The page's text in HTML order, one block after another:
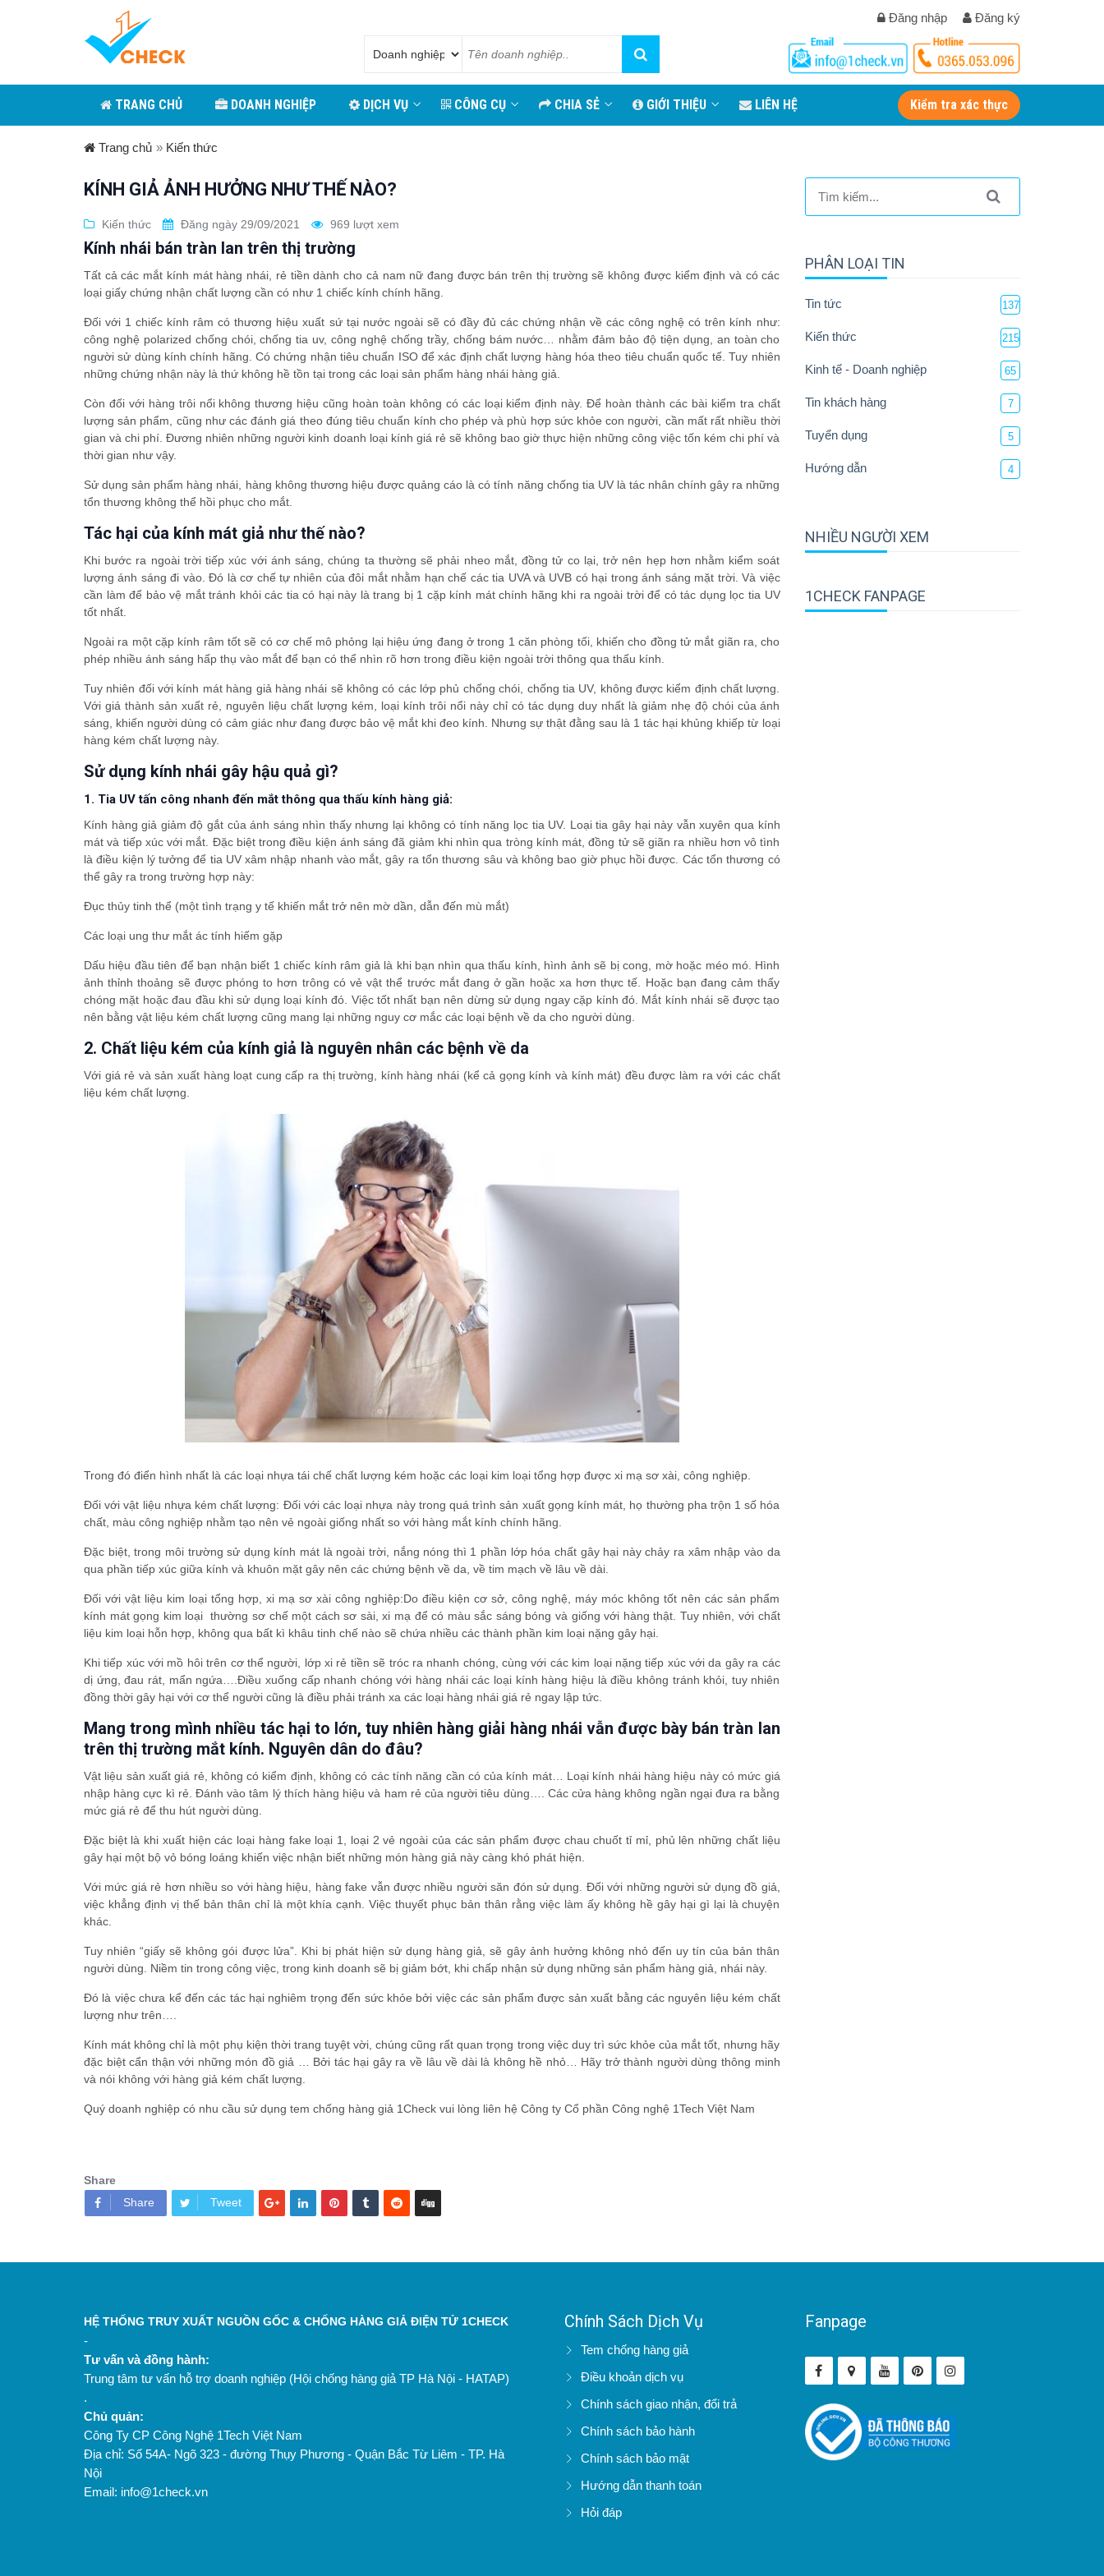
Đăng nhập Đăng ký
TRANG CHỦ DOANH NGHIỆP DỊCH VỤ CÔNG CỤ CHIA SẺ GIỚI THIỆU LIÊN HỆ Kiểm tra xác thực
Trang chủ » Kiến thức
KÍNH GIẢ ẢNH HƯỞNG NHƯ THẾ NÀO?
Kiến thức Đăng ngày 29/09/2021 969 lượt xem
Kính nhái bán tràn lan trên thị trường
Tất cả các mắt kính mát hàng nhái, rẻ tiền dành cho cả nam nữ đang được bán trên thị trường sẽ không được kiểm định và có các
loại giấy chứng nhận chất lượng cần có như 1 chiếc kính chính hãng.
Đối với 1 chiếc kính râm có thương hiệu xuất sứ tại nước ngoài sẽ có đầy đủ các chứng nhận về các công nghệ có trên kính như:
công nghệ polarized chống chói, chống tia uv, công nghệ chống trầy, chống bám nước… nhằm đảm bảo độ tiện dụng, an toàn cho
người sử dùng kính chính hãng. Có chứng nhận tiêu chuẩn ISO để xác định chất lượng hàng hóa theo tiêu chuẩn quốc tế. Tuy nhiên
những chứng nhận này là thứ không hề tồn tại trong các loại sản phẩm hàng nhái hàng giả.
Còn đối với hàng trôi nổi không thương hiệu cũng hoàn toàn không có các loại kiểm định này. Để hoàn thành các bài kiểm tra chất
lượng sản phẩm, cũng như các đánh giá theo đúng tiêu chuẩn kính cho phép và phù hợp sức khỏe con người, cần mất rất nhiều thời
gian và chi phí. Đương nhiên những người kinh doanh loại kính giá rẻ sẽ không bao giờ thực hiện những công việc tốn kém chi phí và
thời gian như vậy.
Sử dụng sản phẩm hàng nhái, hàng không thương hiệu được quảng cáo là có tính năng chống tia UV là tác nhân chính gây ra những
tổn thương không thể hồi phục cho mắt.
Tác hại của kính mát giả như thế nào?
Khi bước ra ngoài trời tiếp xúc với ánh sáng, chúng ta thường sẽ phải nheo mắt, đồng tử co lại, trở nên hẹp hơn nhằm kiểm soát
lượng ánh sáng đi vào. Đó là cơ chế tự nhiên của đôi mắt nhằm hạn chế các tia UVA và UVB có hại trong ánh sáng mặt trời. Và việc
cần làm để bảo vệ mắt tránh khỏi các tia có hại này là trang bị 1 cặp kính mát chính hãng khi ra ngoài trời để có tác dụng lọc tia UV
tốt nhất.
Ngoài ra một cặp kính râm tốt sẽ có cơ chế mô phỏng lại hiệu ứng đang ở trong 1 căn phòng tối, khiến cho đồng tử mắt giãn ra, cho
phép nhiều ánh sáng hấp thụ vào mắt để bạn có thể nhìn rõ hơn trong điều kiện ngoài trời thông qua thấu kính.
Tuy nhiên đối với kính mát hàng giả hàng nhái sẽ không có các lớp phủ chống chói, chống tia UV, không được kiểm định chất lượng.
Với giá thành sản xuất rẻ, nguyên liệu chất lượng kém, loại kính trôi nổi này chỉ có tác dụng duy nhất là giảm nhẹ độ chói của ánh
sáng, khiến người dùng có cảm giác như đang được bảo vệ mắt khi đeo kính. Nhưng sự thật đằng sau là 1 tác hại khủng khiếp từ loại
hàng kém chất lượng này.
Sử dụng kính nhái gây hậu quả gì?
1. Tia UV tấn công nhanh đến mắt thông qua thấu kính hàng giả:
Kính hàng giả giảm độ gắt của ánh sáng nhìn thấy nhưng lại không có tính năng lọc tia UV. Loại tia gây hại này vẫn xuyên qua kính
mát và tiếp xúc với mắt. Đặc biệt trong điều kiện ánh sáng đã giảm khi nhìn qua tròng kính mát, đồng tử sẽ giãn ra nhiều hơn vô tình
là điều kiện lý tưởng để tia UV xâm nhập nhanh vào mắt, gây ra tổn thương sâu và không bao giờ phục hồi được. Các tổn thương có
thể gây ra trong trường hợp này:
Đục thủy tinh thể (một tình trạng y tế khiến mắt trở nên mờ dần, dẫn đến mù mắt)
Các loại ung thư mắt ác tính hiếm gặp
Dấu hiệu đầu tiên để bạn nhận biết 1 chiếc kính râm giả là khi bạn nhìn qua thấu kính, hình ảnh sẽ bị cong, mờ hoặc méo mó. Hình
ảnh thỉnh thoảng sẽ được phóng to hơn trông có vẻ vật thể trước mắt đang ở gần hoặc xa hơn thực tế. Hoặc bạn đang cảm thấy
chóng mặt hoặc đau đầu khi sử dụng loại kính đó. Việc tốt nhất bạn nên dừng sử dụng ngay cặp kính đó. Mắt kính nhái sẽ được tạo
nên bằng vật liệu kém chất lượng cũng mang lại những nguy cơ mắc các loại bệnh về da cho người dùng.
2. Chất liệu kém của kính giả là nguyên nhân các bệnh về da
Với giá rẻ và sản xuất hàng loạt cung cấp ra thị trường, kính hàng nhái (kể cả gọng kính và kính mát) đều được làm ra với các chất
liệu kém chất lượng.
Trong đó điển hình nhất là các loại nhựa tái chế chất lượng kém hoặc các loại kim loại tổng hợp được xi mạ sơ xài, công nghiệp.
Đối với vật liệu nhựa kém chất lượng: Đối với các loại nhựa này trong quá trình sản xuất gọng kính mát, họ thường pha trộn 1 số hóa
chất, màu công nghiệp nhằm tạo nên vẻ ngoài giống nhất so với hàng mắt kính chính hãng.
Đặc biệt, trong môi trường sử dụng kính mát là ngoài trời, nắng nóng thì 1 phần lớp hóa chất gây hại này chảy ra xâm nhập vào da
qua phần tiếp xúc giữa kính và khuôn mặt gây nên các chứng bệnh về da, về tim mạch về lâu về dài.
Đối với vật liệu kim loại tổng hợp, xi mạ sơ xài công nghiệp:Do điều kiện cơ sở, công nghệ, máy móc không tốt nên các sản phẩm
kính mát gọng kim loại thường sơ chế một cách sơ sài, xi mạ để có màu sắc sáng bóng và giống với hàng thật. Tuy nhiên, với chất
liệu kim loại hỗn hợp, không qua bất kì khâu tinh chế nào sẽ chứa nhiều các thành phần kim loại nặng gây hại.
Khi tiếp xúc với mồ hôi trên cơ thể người, lớp xi rẻ tiền sẽ tróc ra nhanh chóng, cùng với các kim loại nặng tiếp xúc với da gây ra các
dị ứng, đau rát, mẩn ngứa….Điều xuống cấp nhanh chóng với hàng nhái các loại kính hàng hiệu là điều không tránh khỏi, tuy nhiên
đồng thời gây hại với cơ thể người cũng là điều phải tránh xa các loại hàng nhái giá rẻ ngay lập tức.
Mang trong mình nhiều tác hại to lớn, tuy nhiên hàng giải hàng nhái vẫn được bày bán tràn lan
trên thị trường mắt kính. Nguyên dân do đâu?
Vật liệu sản xuất giá rẻ, không có kiểm định, không có các tính năng cần có của kính mát… Loại kính nhái hàng hiệu này có mức giá
nhập hàng cực kì rẻ. Đánh vào tâm lý thích hàng hiệu và ham rẻ của người tiêu dùng…. Các cửa hàng không ngần ngại đưa ra bằng
mức giá rẻ để thu hút người dùng.
Đặc biệt là khi xuất hiện các loại hàng fake loại 1, loại 2 vẻ ngoài của các sản phẩm được chau chuốt tỉ mỉ, phủ lên những chất liệu
gây hại một bộ vỏ bóng loáng khiến việc nhận biết những món hàng giả này càng khó phát hiện.
Với mức giá rẻ hơn nhiều so với hàng hiệu, hàng fake vẫn được nhiều người săn đón sử dụng. Đối với những người sử dụng đồ giả,
việc khẳng định vị thế bản thân chỉ là một khía cạnh. Việc thuyết phục bản thân rằng việc làm ấy không hề gây hại gì lại là chuyện
khác.
Tuy nhiên “giấy sẽ không gói được lửa”. Khi bị phát hiện sử dụng hàng giả, sẽ gây ảnh hưởng không nhỏ đến uy tín của bản thân
người dùng. Niềm tin trong công việc, trong kinh doanh sẽ bị giảm bớt, khi chấp nhận sử dụng những sản phẩm hàng giả, nhái này.
Đó là việc chưa kể đến các tác hại nghiêm trọng đến sức khỏe bởi việc các sản phẩm được sản xuất bằng các nguyên liệu kém chất
lượng như trên….
Kính mát không chỉ là một phụ kiện thời trang tuyệt vời, chúng cũng rất quan trọng trong việc duy trì sức khỏe của mắt tốt, nhưng hãy
đặc biệt cẩn thận với những món đồ giả … Bởi tác hại gây ra về lâu về dài là không hề nhỏ… Hãy trở thành người dùng thông minh
và nói không với hàng giả kém chất lượng.
Quý doanh nghiệp có nhu cầu sử dụng tem chống hàng giả 1Check vui lòng liên hệ Công ty Cổ phần Công nghệ 1Tech Việt Nam
Share
Share
Tweet
PHÂN LOẠI TIN
Tin tức 137
Kiến thức 215
Kinh tế - Doanh nghiệp 65
Tin khách hàng 7
Tuyển dụng 5
Hướng dẫn 4
NHIỀU NGƯỜI XEM
1CHECK FANPAGE
HỆ THỐNG TRUY XUẤT NGUỒN GỐC & CHỐNG HÀNG GIẢ ĐIỆN TỬ 1CHECK
-
Tư vấn và đồng hành:
Trung tâm tư vấn hỗ trợ doanh nghiệp (Hội chống hàng giả TP Hà Nội - HATAP)
.
Chủ quản:
Công Ty CP Công Nghệ 1Tech Việt Nam
Địa chỉ: Số 54A- Ngõ 323 - đường Thụy Phương - Quận Bắc Từ Liêm - TP. Hà
Nội
Email: info@1check.vn
Chính Sách Dịch Vụ
Tem chống hàng giả
Điều khoản dịch vụ
Chính sách giao nhận, đổi trả
Chính sách bảo hành
Chính sách bảo mật
Hướng dẫn thanh toán
Hỏi đáp
Fanpage